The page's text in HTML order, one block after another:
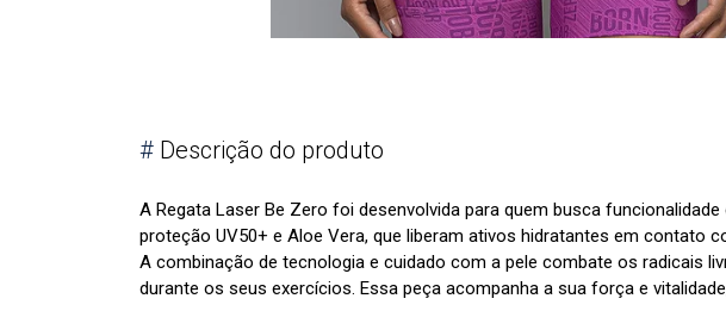
# Descrição do produto
A Regata Laser Be Zero foi desenvolvida para quem busca
proteção UV50+ e Aloe Vera, que liberam ativos hidratantes em contato
A combinação de tecnologia e cuidado com a pele combate os radicais
durante os seus exercícios. Essa peça acompanha a sua força e